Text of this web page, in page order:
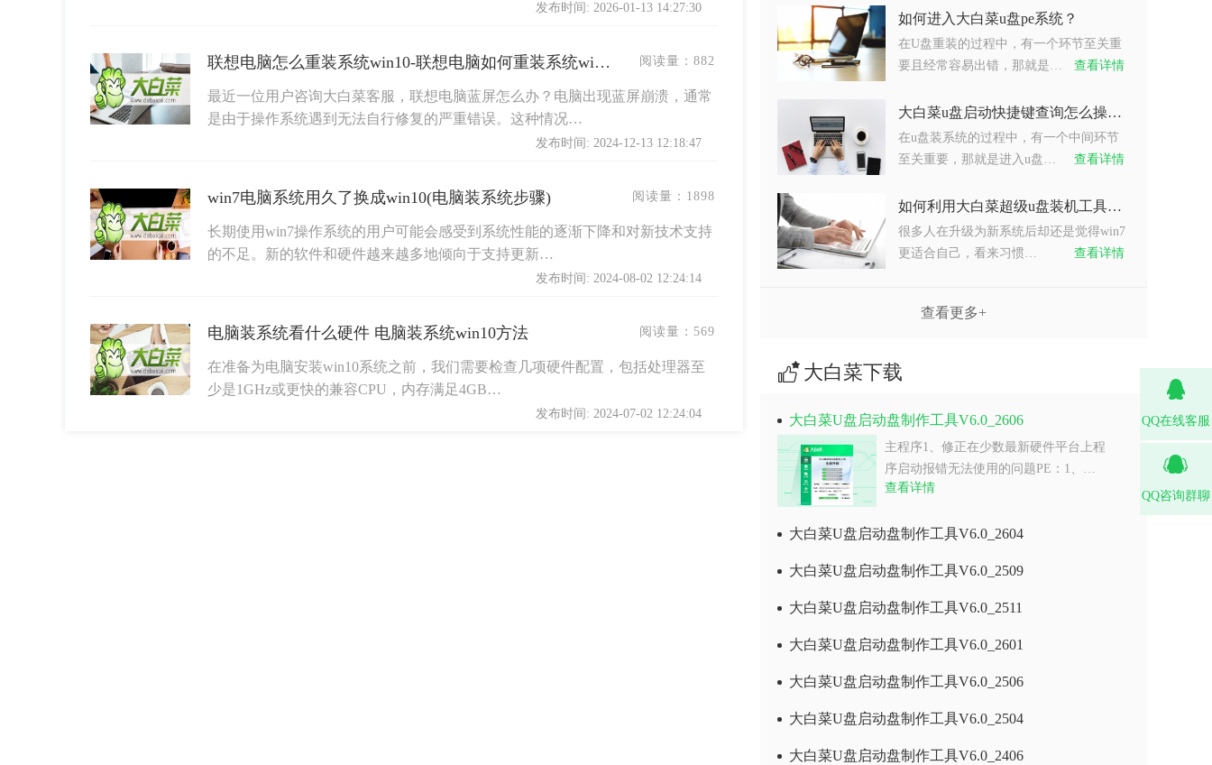
发布时间: 2026-01-13 14:27:30
联想电脑怎么重装系统win10-联想电脑如何重装系统win10 阅读量： 882
最近一位用户咨询大白菜客服，联想电脑蓝屏怎么办？电脑出现蓝屏崩溃，通常
是由于操作系统遇到无法自行修复的严重错误。这种情况…
发布时间: 2024-12-13 12:18:47
win7电脑系统用久了换成win10(电脑装系统步骤) 阅读量： 1898
长期使用win7操作系统的用户可能会感受到系统性能的逐渐下降和对新技术支持
的不足。新的软件和硬件越来越多地倾向于支持更新…
发布时间: 2024-08-02 12:24:14
电脑装系统看什么硬件 电脑装系统win10方法 阅读量： 569
在准备为电脑安装win10系统之前，我们需要检查几项硬件配置，包括处理器至
少是1GHz或更快的兼容CPU，内存满足4GB…
发布时间: 2024-07-02 12:24:04
如何进入大白菜u盘pe系统？
在U盘重装的过程中，有一个环节至关重
要且经常容易出错，那就是…
查看详情
大白菜u盘启动快捷键查询怎么操作？
在u盘装系统的过程中，有一个中间环节
至关重要，那就是进入u盘…
查看详情
如何利用大白菜超级u盘装机工具重装系统win7？
很多人在升级为新系统后却还是觉得win7
更适合自己，看来习惯…
查看详情
查看更多+
大白菜下载
大白菜U盘启动盘制作工具V6.0_2606
主程序1、修正在少数最新硬件平台上程
序启动报错无法使用的问题PE：1、…
查看详情
大白菜U盘启动盘制作工具V6.0_2604
大白菜U盘启动盘制作工具V6.0_2509
大白菜U盘启动盘制作工具V6.0_2511
大白菜U盘启动盘制作工具V6.0_2601
大白菜U盘启动盘制作工具V6.0_2506
大白菜U盘启动盘制作工具V6.0_2504
大白菜U盘启动盘制作工具V6.0_2406
QQ在线客服
QQ咨询群聊